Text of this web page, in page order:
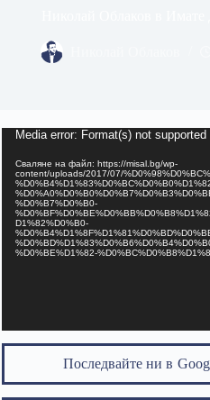
Видео
Media error: Format(s) not
Сваляне на файл: https://misal.bg/wp-
content/uploads/2017/07/
%D0%B7%D0%B0-
D1%82%D0%B0-
%D0%BE%D1%82-
Последвайте ни в